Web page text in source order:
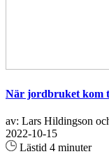
När jordbruket kom
av: Lars Hildingson
2022-10-15
Lästid 4 minuter